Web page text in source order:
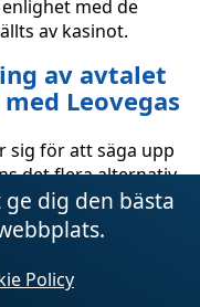
med de
av kasinot.
av avtalet
Leovegas
sig för att säga upp
det flera alternativ
Kunden kan säga
med Leovegas
dig den bästa
Policy